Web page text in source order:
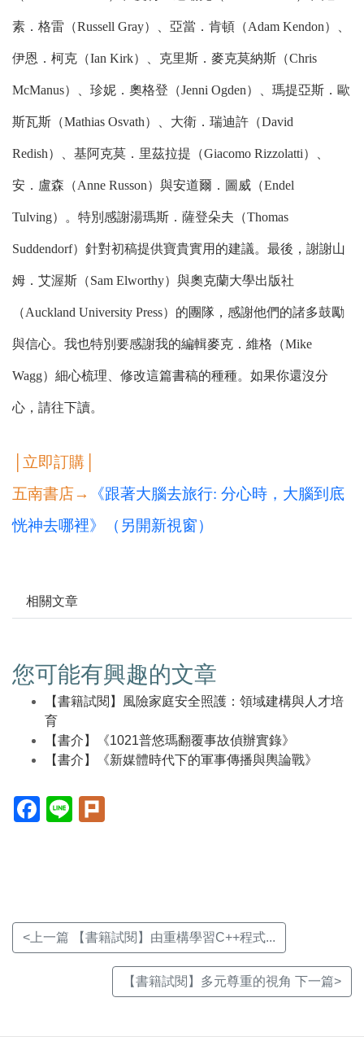
素．格雷（Russell Gray）、亞當．肯頓（Adam Kendon）、
伊恩．柯克（Ian Kirk）、克里斯．麥克莫納斯（Chris
McManus）、珍妮．奧格登（Jenni Ogden）、瑪提亞斯．歐
斯瓦斯（Mathias Osvath）、大衛．瑞迪許（David
Redish）、基阿克莫．里茲拉提（Giacomo Rizzolatti）、
安．盧森（Anne Russon）與安道爾．圖威（Endel
Tulving）。特別感謝湯瑪斯．薩登朵夫（Thomas
Suddendorf）針對初稿提供寶貴實用的建議。最後，謝謝山
姆．艾渥斯（Sam Elworthy）與奧克蘭大學出版社
（Auckland University Press）的團隊，感謝他們的諸多鼓勵
與信心。我也特別要感謝我的編輯麥克．維格（Mike
Wagg）細心梳理、修改這篇書稿的種種。如果你還沒分
心，請往下讀。
│立即訂購│
五南書店→
《跟著大腦去旅行: 分心時，大腦到底
恍神去哪裡》（另開新視窗）
相關文章
您可能有興趣的文章
【書籍試閱】風險家庭安全照護：領域建構與人才培
育
【書介】《1021普悠瑪翻覆事故偵辦實錄》
【書介】《新媒體時代下的軍事傳播與輿論戰》
Facebook(另
開
Line(另
開
<上一篇 【書籍試閱】由重構學習C++程式...
【書籍試閱】多元尊重的視角 下一篇>